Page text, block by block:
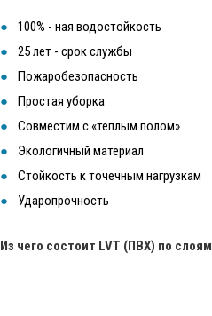
100% - ная водостойкость
25 лет - срок службы
Пожаробезопасность
Простая уборка
Совместим с «теплым полом»
Экологичный материал
Стойкость к точечным нагрузкам
Ударопрочность
Из чего состоит LVT (ПВХ) по слоям